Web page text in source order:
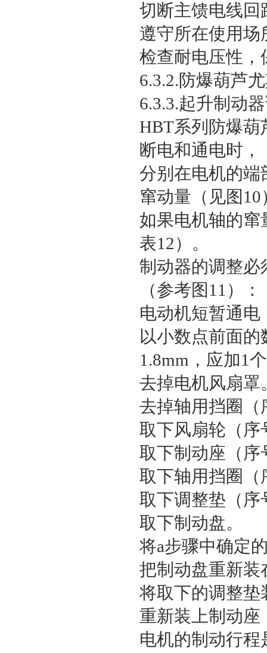
切断主馈电线回
遵守所在使用场
检查耐电压性，
6.3.2.防爆葫芦
6.3.3.起升制动
HBT系列防爆葫
断电和通电时，
分别在电机的端
窜动量（见图10
如果电机轴的窜
表12）。
制动器的调整必
（参考图11）：
电动机短暂通电
以小数点前面
1.8mm，应加1
去掉电机风扇罩
去掉轴用挡圈（
取下风扇轮（序
取下制动座（序
取下轴用挡圈（
取下调整垫（序
取下制动盘。
将a步骤中确定
把制动盘重新装
将取下的调整垫
重新装上制动座
电机的制动行